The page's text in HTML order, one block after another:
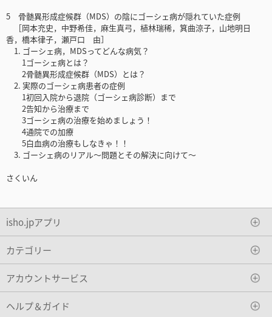
5 骨髄異形成症候群（MDS）の陰にゴーシェ病が隠れていた症例
［岡本充史，中野希佳，麻生真弓，植林瑞稀，箕曲涼子，山地明日
香，橋本律子，瀬戸口 由］
1. ゴーシェ病，MDSってどんな病気？
1ゴーシェ病とは？
2骨髄異形成症候群（MDS）とは？
2. 実際のゴーシェ病患者の症例
1初回入院から退院（ゴーシェ病診断）まで
2告知から治療まで
3ゴーシェ病の治療を始めましょう！
4通院での加療
5白血病の治療もしなきゃ！！
3. ゴーシェ病のリアル〜問題とその解決に向けて〜
さくいん
isho.jpアプリ
カテゴリー
アカウントサービス
ヘルプ＆ガイド